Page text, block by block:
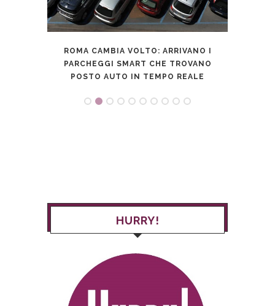
ROMA CAMBIA VOLTO: ARRIVANO I
PARCHEGGI SMART CHE TROVANO
POSTO AUTO IN TEMPO REALE
HURRY!